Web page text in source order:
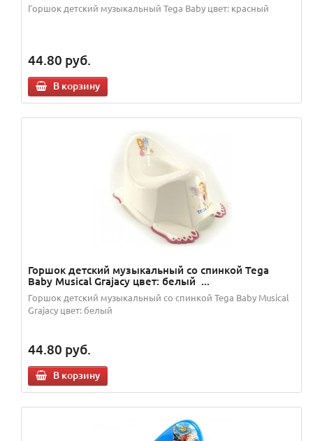
Горшок детский музыкальный Tega Baby цвет: красный
44.80 руб.
В корзину
Горшок детский музыкальный со спинкой Tega
Baby Musical Grajacy цвет: белый ...
Горшок детский музыкальный со спинкой Tega Baby Musical
Grajacy цвет: белый
44.80 руб.
В корзину